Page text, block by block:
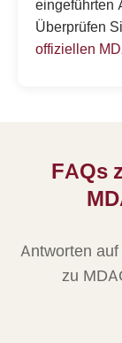
eingeführten
Überprüfen
offiziellen
FAQs
Antworten
zu